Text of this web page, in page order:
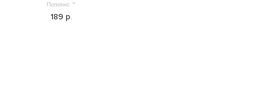
Полотно: "
189 р.